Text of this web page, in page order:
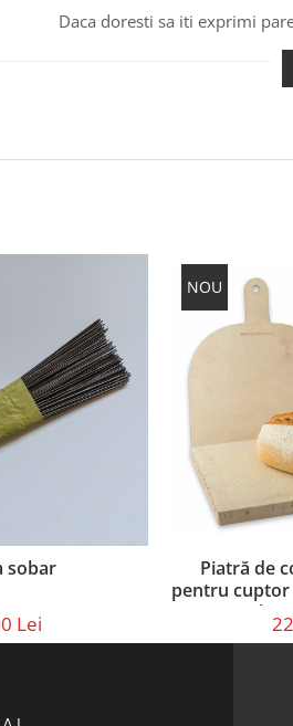
Daca doresti sa iti exprimi
sobar
Lei
NOU
Piatră de
pentru cuptor
set cu